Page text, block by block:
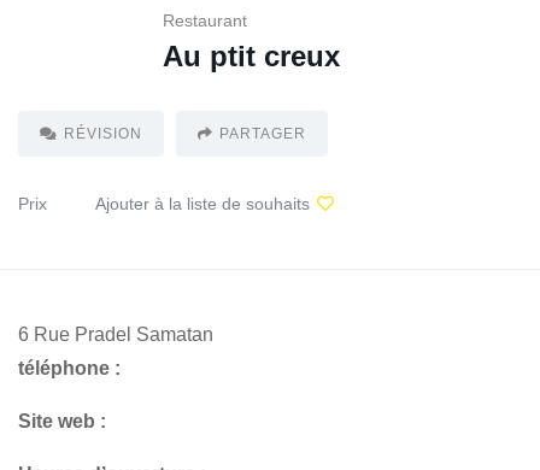
Restaurant
Au ptit creux
RÉVISION PARTAGER
Prix Ajouter à la liste de souhaits
6 Rue Pradel Samatan
téléphone :
Site web :